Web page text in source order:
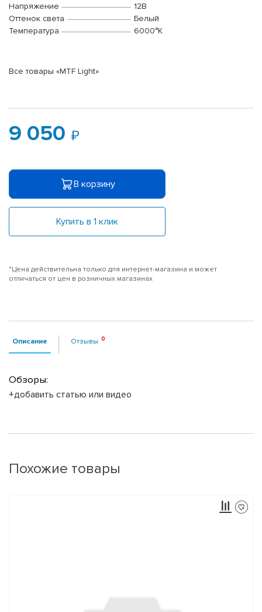
Напряжение
12В
Оттенок света
Белый
Температура
6000°K
Все товары «MTF Light»
9 050
В корзину
Купить в 1 клик
*Цена действительна только для интернет-магазина и может
отличаться от цен в розничных магазинах
Описание Отзывы
Обзоры:
+добавить статью или видео
Похожие товары